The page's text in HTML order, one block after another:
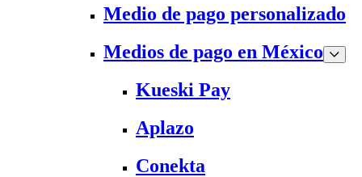
Medio de pago personalizado
Medios de pago en México
Kueski Pay
Aplazo
Conekta